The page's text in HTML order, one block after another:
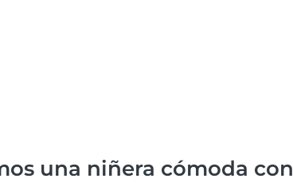
una niñera cómoda con